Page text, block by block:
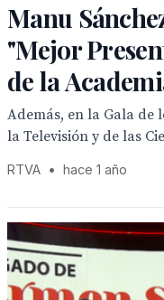
Manu
"Mejor
de la
Además, en la Gala de
la Televisión y de las
RTVA • hace 1 año